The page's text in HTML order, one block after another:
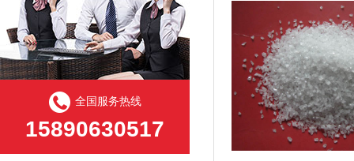
全国服务热线
15890630517